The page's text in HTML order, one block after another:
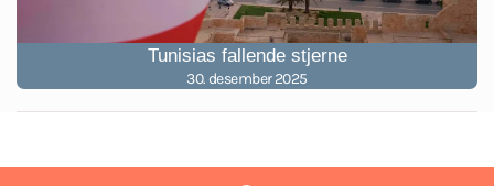
Tunisias fallende stjerne
30. desember 2025